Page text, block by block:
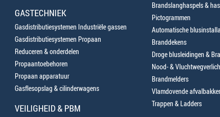
GASTECHNIEK
Gasdistributiesystemen Industriële gassen
Gasdistributiesystemen Propaan
Reduceren & onderdelen
Propaantoebehoren
Propaan apparatuur
Gasflesopslag & cilinderwagens
VEILIGHEID & PBM
Brandslanghaspels &
Pictogrammen
Automatische
Branddekens
Droge blusleidingen &
Nood- &
Brandmelders
Vlamdovende
Trappen & Ladders